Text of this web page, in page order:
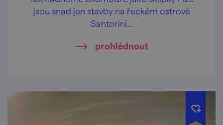
jsou snad jen stavby na řeckém ostrově
Santorini...
prohlédnout